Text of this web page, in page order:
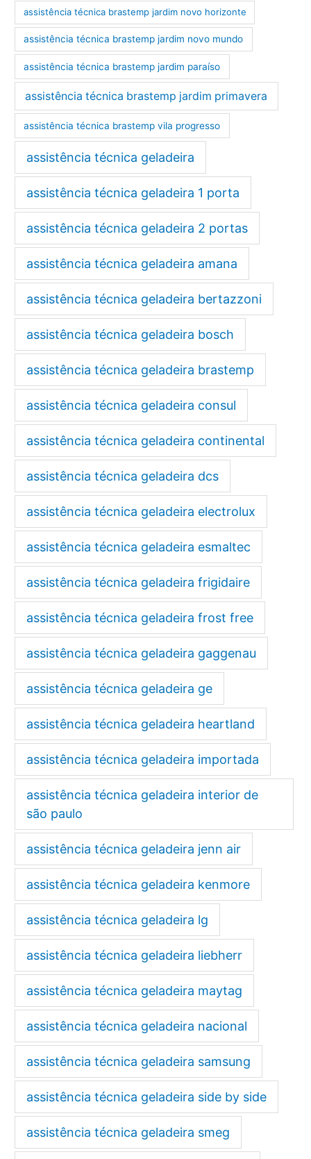
assistência técnica brastemp jardim novo horizonte
assistência técnica brastemp jardim novo mundo
assistência técnica brastemp jardim paraíso
assistência técnica brastemp jardim primavera
assistência técnica brastemp vila progresso
assistência técnica geladeira
assistência técnica geladeira 1 porta
assistência técnica geladeira 2 portas
assistência técnica geladeira amana
assistência técnica geladeira bertazzoni
assistência técnica geladeira bosch
assistência técnica geladeira brastemp
assistência técnica geladeira consul
assistência técnica geladeira continental
assistência técnica geladeira dcs
assistência técnica geladeira electrolux
assistência técnica geladeira esmaltec
assistência técnica geladeira frigidaire
assistência técnica geladeira frost free
assistência técnica geladeira gaggenau
assistência técnica geladeira ge
assistência técnica geladeira heartland
assistência técnica geladeira importada
assistência técnica geladeira interior de
são paulo
assistência técnica geladeira jenn air
assistência técnica geladeira kenmore
assistência técnica geladeira lg
assistência técnica geladeira liebherr
assistência técnica geladeira maytag
assistência técnica geladeira nacional
assistência técnica geladeira samsung
assistência técnica geladeira side by side
assistência técnica geladeira smeg